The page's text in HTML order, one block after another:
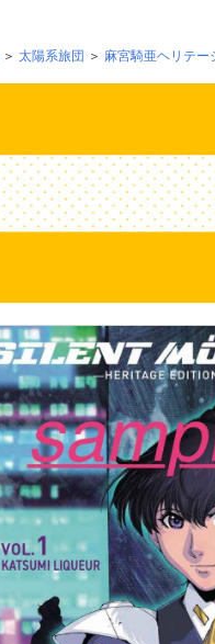
太陽系旅団 麻宮騎亜ヘリテー